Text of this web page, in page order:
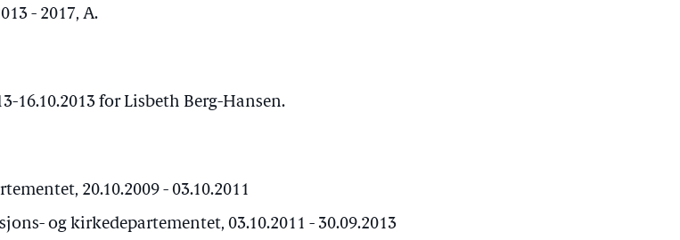
- 2017, A.
16.10.2013 for Lisbeth Berg-Hansen.
20.10.2009 - 03.10.2011
og kirkedepartementet, 03.10.2011 - 30.09.2013